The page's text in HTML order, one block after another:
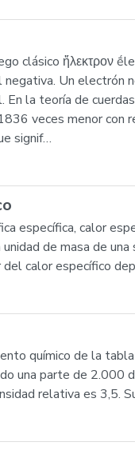
clásico ἤλεκτρον
Un electrón
la teoría de
veces menor con
signif…
específica, calor
de masa de
calor específico
químico de la
una parte de
relativa es 3,5.